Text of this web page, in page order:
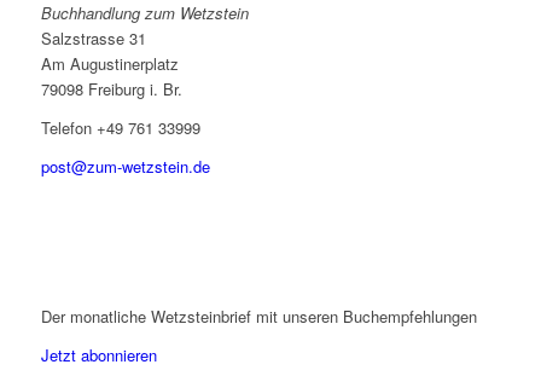
Buchhandlung zum Wetzstein
Salzstrasse 31
Am Augustinerplatz
79098 Freiburg i. Br.
Telefon +49 761 33999
post@zum-wetzstein.de
Der monatliche Wetzsteinbrief mit unseren Buchempfehlungen
Jetzt abonnieren